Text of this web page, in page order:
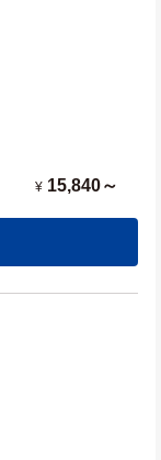
¥ 15,840～